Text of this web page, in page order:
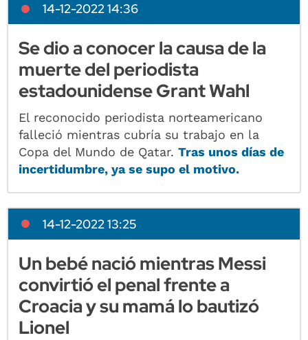
14-12-2022 14:36
Se dio a conocer la causa de la
muerte del periodista
estadounidense Grant Wahl
El reconocido periodista norteamericano
falleció mientras cubría su trabajo en la
Copa del Mundo de Qatar.Tras unos días de
incertidumbre, ya se supo el motivo.
14-12-2022 13:25
Un bebé nació mientras Messi
convirtió el penal frente a
Croacia y su mamá lo bautizó
Lionel